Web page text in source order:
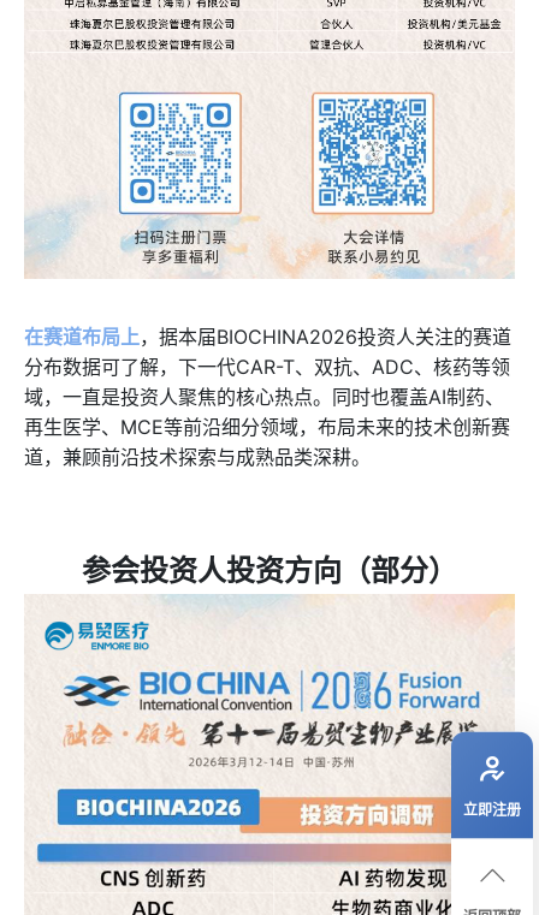
立即注册
在赛道布局上，据本届BIOCHINA2026投资人关注的赛道
分布数据可了解，下一代CAR-T、双抗、ADC、核药等领
域，一直是投资人聚焦的核心热点。同时也覆盖AI制药、
再生医学、MCE等前沿细分领域，布局未来的技术创新赛
道，兼顾前沿技术探索与成熟品类深耕。
参会投资人投资方向（部分）